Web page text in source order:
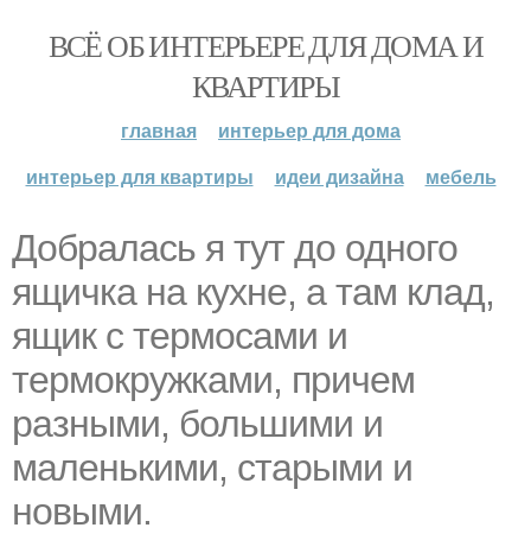
ВСЁ ОБ ИНТЕРЬЕРЕ ДЛЯ ДОМА И
КВАРТИРЫ
главная
интерьер для дома
интерьер для квартиры
идеи дизайна мебель
Добралась я тут до одного
ящичка на кухне, а там клад,
ящик с термосами и
термокружками, причем
разными, большими и
маленькими, старыми и
новыми.